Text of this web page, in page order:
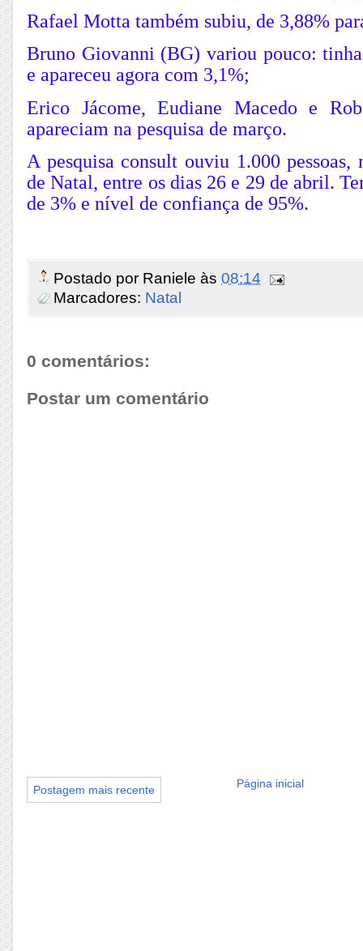
Rafael Motta também subiu, de 3,88%
Bruno Giovanni (BG) variou pouco:
e apareceu agora com 3,1%;
Erico Jácome, Eudiane Macedo e
apareciam na pesquisa de março.
A pesquisa consult ouviu 1.000 pessoas,
de Natal, entre os dias 26 e 29 de abril.
de 3% e nível de confiança de 95%.
Postado por Raniele às 08:14
Marcadores: Natal
0 comentários:
Postar um comentário
Postagem mais recente Página inicial